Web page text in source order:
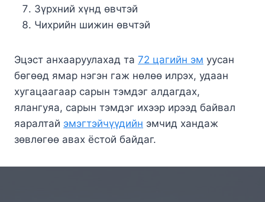
Зүрхний хүнд өвчтэй
Чихрийн шижин өвчтэй
Эцэст анхааруулахад та 72 цагийн эм уусан
бөгөөд ямар нэгэн гаж нөлөө илрэх, удаан
хугацаагаар сарын тэмдэг алдагдах,
ялангуяа, сарын тэмдэг ихээр ирээд байвал
яаралтай эмэгтэйчүүдийн эмчид хандаж
зөвлөгөө авах ёстой байдаг.